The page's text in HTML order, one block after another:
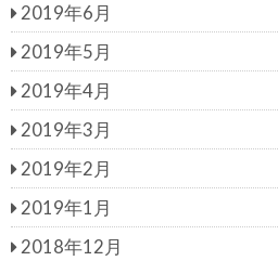
2019年6月
2019年5月
2019年4月
2019年3月
2019年2月
2019年1月
2018年12月